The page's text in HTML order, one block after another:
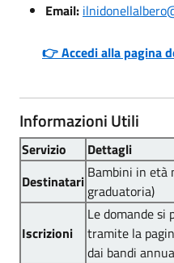
Email:
👉 Accedi alla pagina
Informazioni Utili
Servizio
Dettagli
Destinatari Bambini in età
graduatoria)
Iscrizioni
Le domande
tramite la
dai bandi